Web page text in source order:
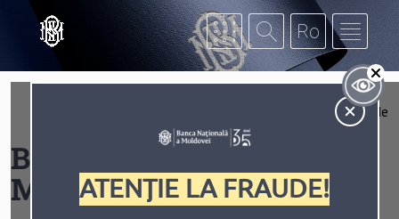
Mergi la conţinutul principal
ATENȚIE LA FRAUDE!
Extinde
Băncile din Republica
Moldova